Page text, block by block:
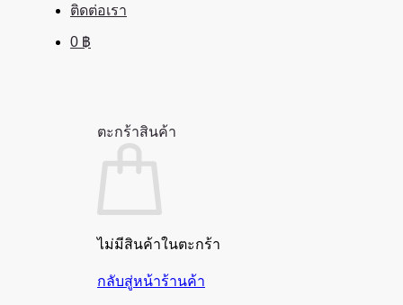
ติดต่อเรา
0 ฿
ตะกร้าสินค้า
ไม่มีสินค้าในตะกร้า
กลับสู่หน้าร้านค้า